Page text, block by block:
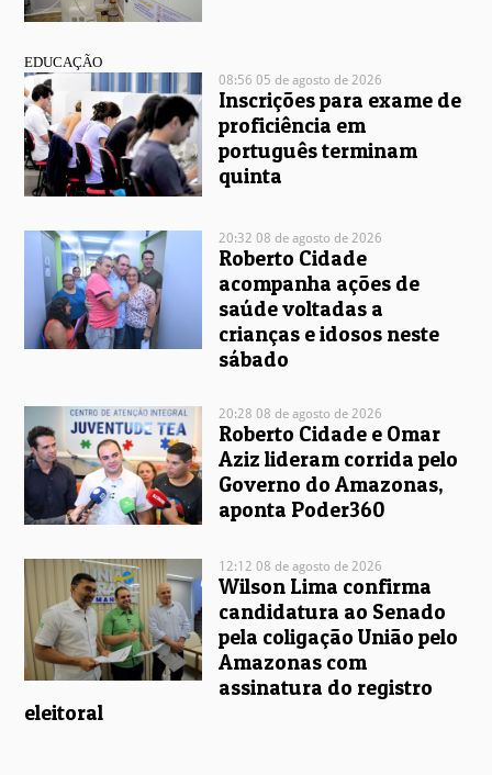
EDUCAÇÃO
08:56 05 de agosto de 2026
Inscrições para exame de
proficiência em
português terminam
quinta
20:32 08 de agosto de 2026
Roberto Cidade
acompanha ações de
saúde voltadas a
crianças e idosos neste
sábado
20:28 08 de agosto de 2026
Roberto Cidade e Omar
Aziz lideram corrida pelo
Governo do Amazonas,
aponta Poder360
12:12 08 de agosto de 2026
Wilson Lima confirma
candidatura ao Senado
pela coligação União pelo
Amazonas com
assinatura do registro
eleitoral